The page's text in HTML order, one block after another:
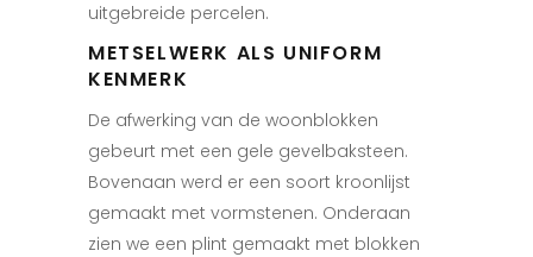
uitgebreide percelen.
METSELWERK ALS UNIFORM
KENMERK
De afwerking van de woonblokken
gebeurt met een gele gevelbaksteen.
Bovenaan werd er een soort kroonlijst
gemaakt met vormstenen. Onderaan
zien we een plint gemaakt met blokken